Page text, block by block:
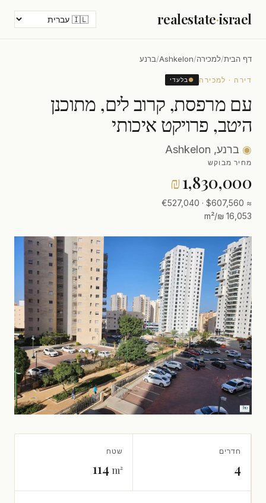
realestate·israel
דף הבית/למכירה/
Ashkelon
/ברנע
דירה · למכירה ● בלעדי
עם מרפסת, קרוב לים, מתוכנן
היטב, פרויקט איכותי
◉ ברנע, Ashkelon
מחיר מבוקש
₪1,830,000
≈ $607,560 · €527,040
16,053 ₪/m²
חדרים
4
שטח
114 m²